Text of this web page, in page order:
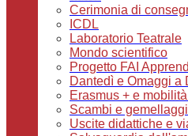
Cerimonia di
ICDL
Laboratorio Teatrale
Mondo scientifico
Progetto FAI
Dantedì e Omaggi a
Erasmus + e
Scambi e
Uscite didattiche e